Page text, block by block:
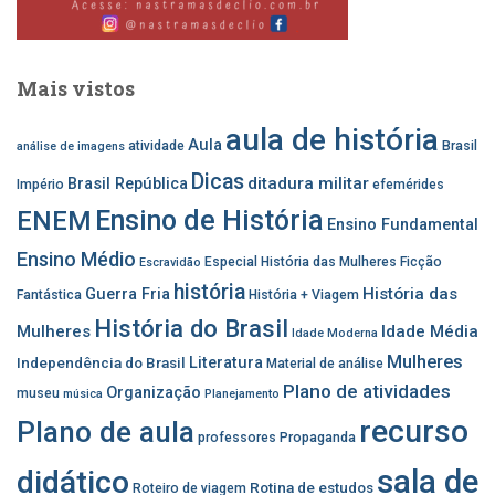
Mais vistos
análise de imagens atividade Aula aula de história Brasil
Império Brasil República Dicas ditadura militar efemérides
ENEM Ensino de História Ensino Fundamental
Ensino Médio Escravidão Especial História das Mulheres Ficção
Fantástica Guerra Fria história História + Viagem História das
Mulheres História do Brasil Idade Moderna Idade Média
Independência do Brasil Literatura Material de análise Mulheres
museu música Organização Planejamento Plano de atividades
Plano de aula professores Propaganda recurso
didático Roteiro de viagem Rotina de estudos sala de